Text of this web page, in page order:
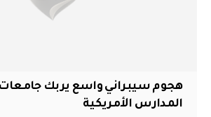
هجوم سيبراني واسع يربك جامعات
المدارس الأمريكية